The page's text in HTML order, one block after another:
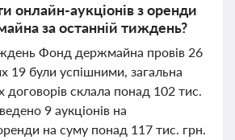
онлайн-аукціонів з оренди
за останній тиждень?
Фонд держмайна провів 26
19 були успішними, загальна
договорів склала понад 102 тис.
9 аукціонів на
на суму понад 117 тис. грн.